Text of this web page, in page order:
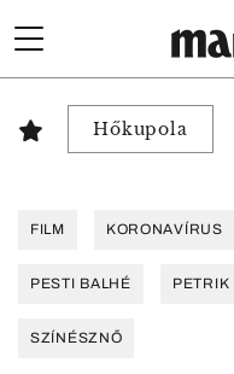
Hőkupola
FILM KORONAVÍRUS
PESTI BALHÉ
SZÍNÉSZNŐ